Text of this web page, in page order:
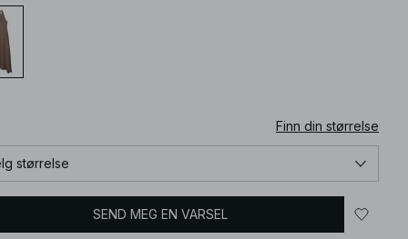
Finn din størrelse
størrelse
SEND MEG EN VARSEL